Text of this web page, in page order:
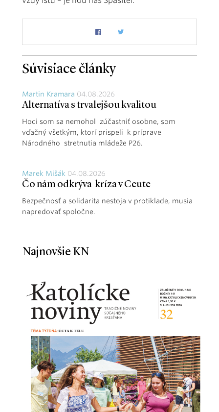
Súvisiace články
Martin Kramara 04.08.2026
Alternatíva s trvalejšou kvalitou
Hoci som sa nemohol zúčastniť osobne, som
vďačný všetkým, ktorí prispeli k príprave
Národného stretnutia mládeže P26.
Marek Mišák 04.08.2026
Čo nám odkrýva kríza v Ceute
Bezpečnosť a solidarita nestoja v protiklade, musia
napredovať spoločne.
Najnovšie KN